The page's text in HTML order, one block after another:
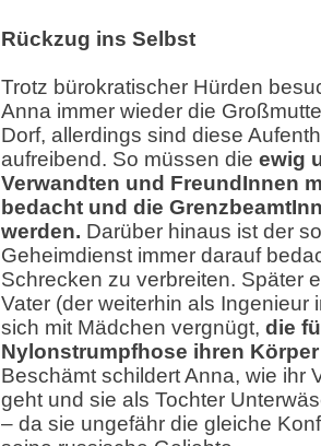
Rückzug ins Selbst
Trotz bürokratischer Hürden
Anna immer wieder die
Dorf, allerdings sind diese
aufreibend. So müssen die ewig
Verwandten und FreundInnen
bedacht und die
werden. Darüber hinaus ist der
Geheimdienst immer darauf
Schrecken zu verbreiten. Später
Vater (der weiterhin als Ingenieur
sich mit Mädchen vergnügt, die
Nylonstrumpfhose ihren
Beschämt schildert Anna, wie ihr
geht und sie als Tochter
– da sie ungefähr die gleiche